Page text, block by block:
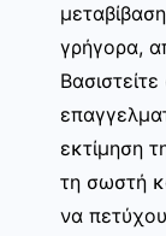
γρήγορα,
εκτίμηση
τη σωστή
να